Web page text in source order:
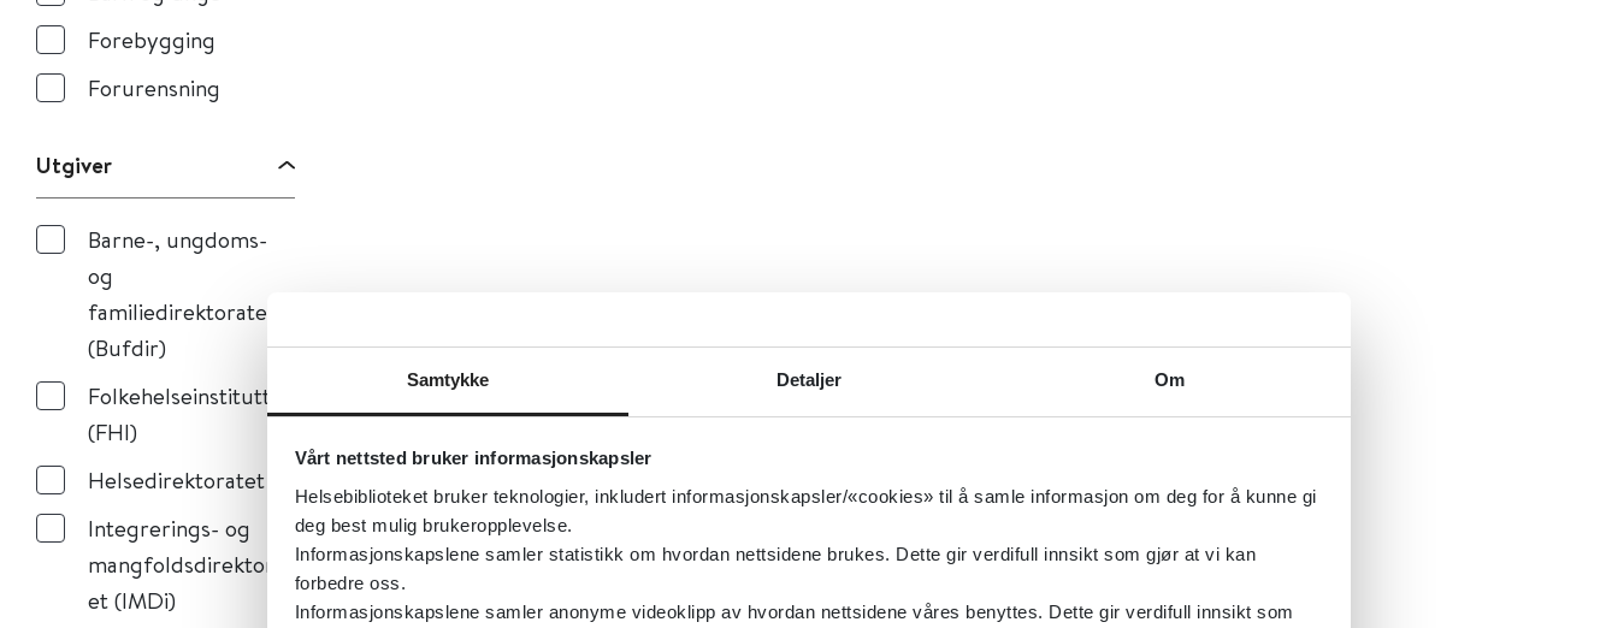
Samtykke Detaljer Om
Vårt nettsted bruker informasjonskapsler
Helsebiblioteket bruker teknologier, inkludert informasjonskapsler/«cookies» til å samle informasjon om deg for å kunne gi
deg best mulig brukeropplevelse.
Informasjonskapslene samler statistikk om hvordan nettsidene brukes. Dette gir verdifull innsikt som gjør at vi kan
forbedre oss.
Informasjonskapslene samler anonyme videoklipp av hvordan nettsidene våres benyttes. Dette gir verdifull innsikt som
Forebygging
Forurensning
Utgiver
Barne-, ungdoms-
og
familiedirektoratet
(Bufdir)
Folkehelseinstituttet
(FHI)
Helsedirektoratet
Integrerings- og
mangfoldsdirektorat
et (IMDi)